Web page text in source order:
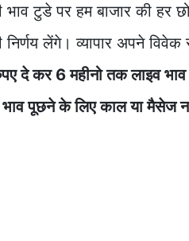
भाव टुडे पर हम बाजार की हर
लेंगे। व्यापार अपने
दे कर 6 महीनो तक लाइव भाव
पूछने के लिए काल या मैसेज